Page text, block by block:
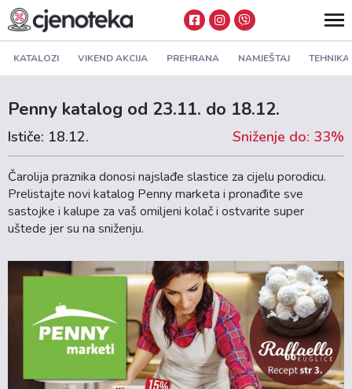
KATALOZI VIKEND AKCIJA PREHRANA NAMJEŠTAJ TEHNIKA
Penny katalog od 23.11. do 18.12.
Ističe: 18.12. Sniženje do: 33%
Čarolija praznika donosi najslađe slastice za cijelu porodicu.
Prelistajte novi katalog Penny marketa i pronađite sve
sastojke i kalupe za vaš omiljeni kolač i ostvarite super
uštede jer su na sniženju.